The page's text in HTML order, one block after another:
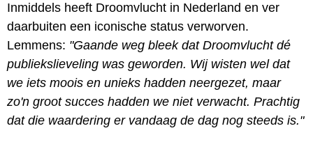
Inmiddels heeft Droomvlucht in Nederland en ver
daarbuiten een iconische status verworven.
Lemmens: "Gaande weg bleek dat Droomvlucht dé
publiekslieveling was geworden. Wij wisten wel dat
we iets moois en unieks hadden neergezet, maar
zo'n groot succes hadden we niet verwacht. Prachtig
dat die waardering er vandaag de dag nog steeds is."